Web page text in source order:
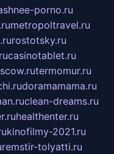
porno.ru
metropoltravel.ru
rostotsky.ru
casinotablet.ru
termomur.ru
doramamama.ru
clean-dreams.ru
healthenter.ru
kinofilmy-2021.ru
remstir-tolyatti.ru